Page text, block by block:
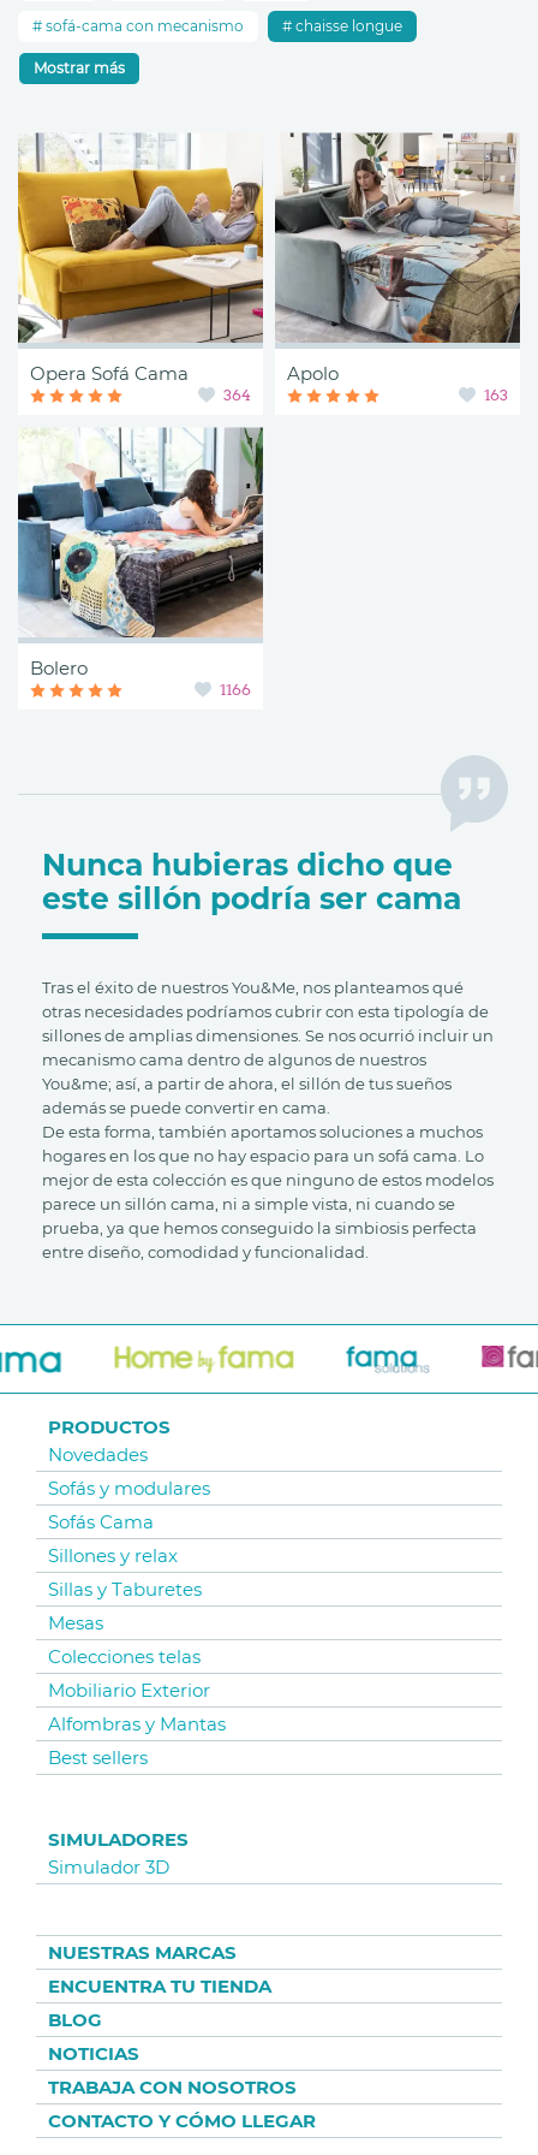
Nunca hubieras dicho que
este sillón podría ser cama
Tras el éxito de nuestros You&Me, nos planteamos qué
otras necesidades podríamos cubrir con esta tipología de
sillones de amplias dimensiones. Se nos ocurrió incluir un
mecanismo cama dentro de algunos de nuestros
You&me; así, a partir de ahora, el sillón de tus sueños
además se puede convertir en cama.
De esta forma, también aportamos soluciones a muchos
hogares en los que no hay espacio para un sofá cama. Lo
mejor de esta colección es que ninguno de estos modelos
parece un sillón cama, ni a simple vista, ni cuando se
prueba, ya que hemos conseguido la simbiosis perfecta
entre diseño, comodidad y funcionalidad.
sofá-cama con mecanismo chaisse longue
Mostrar más
Opera Sofá Cama
364
Apolo
163
Bolero
1166
PRODUCTOS
Novedades
Sofás y modulares
Sofás Cama
Sillones y relax
Sillas y Taburetes
Mesas
Colecciones telas
Mobiliario Exterior
Alfombras y Mantas
Best sellers
SIMULADORES
Simulador 3D
NUESTRAS MARCAS
ENCUENTRA TU TIENDA
BLOG
NOTICIAS
TRABAJA CON NOSOTROS
CONTACTO Y CÓMO LLEGAR